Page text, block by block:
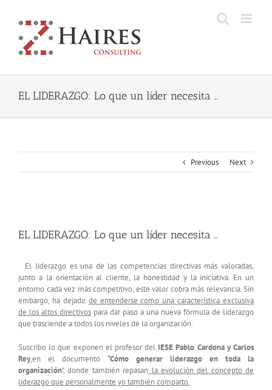
content
EL LIDERAZGO: Lo que un líder necesita …
Previous Next
Image
EL LIDERAZGO: Lo que un líder necesita …
El liderazgo es una de las competencias directivas más valoradas,
junto a la orientación al cliente, la honestidad y la iniciativa. En un
entorno cada vez más competitivo, este valor cobra más relevancia. Sin
embargo, ha dejado de entenderse como una característica exclusiva
de los altos directivos para dar paso a una nueva fórmula de liderazgo
que trasciende a todos los niveles de la organización.
Suscribo lo que exponen el profesor del IESE Pablo Cardona y Carlos
Rey,en el documento “Cómo generar liderazgo en toda la
organización”, donde también repasan la evolución del concepto de
liderazgo que personalmente yo también comparto.